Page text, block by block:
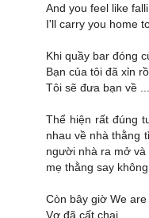
And you feel like
I'll carry you home
Khi quầy bar đóng
Bạn của tôi đã xỉn
Tôi sẽ đưa bạn về ....
Thể hiện rất đúng
nhau về nhà thằng
người nhà ra mở và
mẹ thằng say
Còn bây giờ We are
Vợ đã cất chai